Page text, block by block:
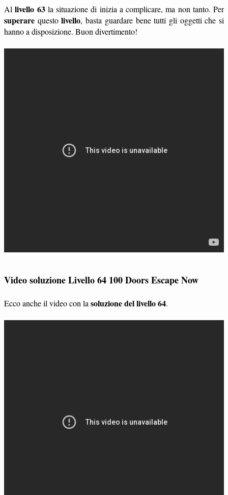
Allivello 63la situazione di inizia a complicare, ma non tanto. Per
superare questolivello, basta guardare bene tutti gli oggetti che si
hanno a disposizione. Buon divertimento!
Video soluzione Livello 64 100 Doors Escape Now
Ecco anche il video con la soluzione del livello 64.